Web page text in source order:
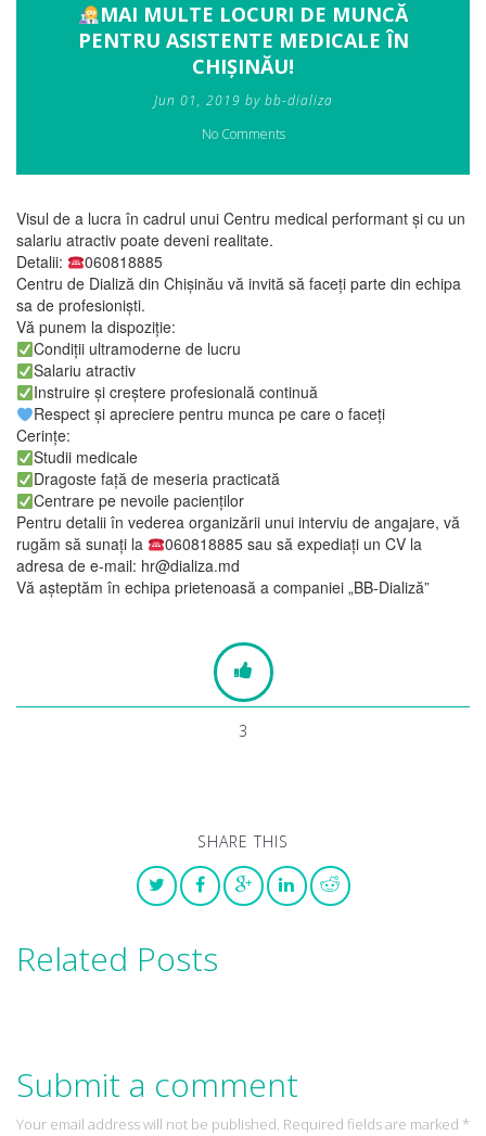
MAI MULTE LOCURI DE MUNCĂ
PENTRU ASISTENTE MEDICALE ÎN
CHIȘINĂU!
Jun 01, 2019 by bb-dializa
No Comments
Visul de a lucra în cadrul unui Centru medical performant și cu un
salariu atractiv poate deveni realitate.
Detalii:
060818885
Centru de Dializă din Chișinău vă invită să faceți parte din echipa
sa de profesioniști.
Vă punem la dispoziție:
Condiții ultramoderne de lucru
Salariu atractiv
Instruire și creștere profesională continuă
Respect și apreciere pentru munca pe care o faceți
Cerințe:
Studii medicale
Dragoste față de meseria practicată
Centrare pe nevoile pacienților
Pentru detalii în vederea organizării unui interviu de angajare, vă
rugăm să sunați la
060818885 sau să expediați un CV la
adresa de e-mail: hr@dializa.md
Vă așteptăm în echipa prietenoasă a companiei „BB-Dializă”
3
SHARE THIS
Related Posts
Submit a comment
Your email address will not be published. Required fields are marked *